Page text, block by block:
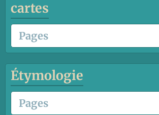
cartes
Étymologie